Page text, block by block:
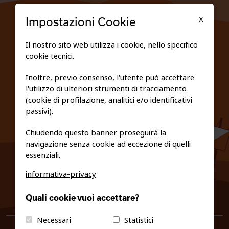
PRIVACY E COOKIE POLICY
info@fiso.it|fiso@pec-mail.eu
X
Impostazioni Cookie
Il nostro sito web utilizza i cookie, nello specifico
cookie tecnici.
Inoltre, previo consenso, l'utente può accettare
l'utilizzo di ulteriori strumenti di tracciamento
(cookie di profilazione, analitici e/o identificativi
passivi).
Chiudendo questo banner proseguirà la
navigazione senza cookie ad eccezione di quelli
essenziali.
informativa-privacy
Quali cookie vuoi accettare?
Necessari Statistici